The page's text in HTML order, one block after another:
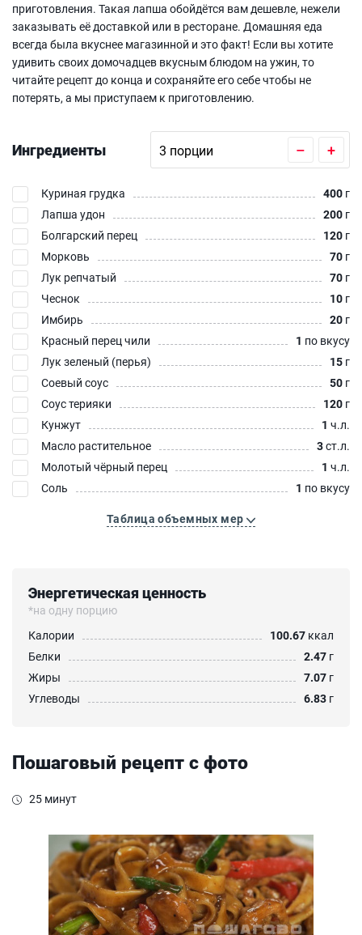
приготовления. Такая лапша обойдётся вам дешевле, нежели
заказывать её доставкой или в ресторане. Домашняя еда
всегда была вкуснее магазинной и это факт! Если вы хотите
удивить своих домочадцев вкусным блюдом на ужин, то
читайте рецепт до конца и сохраняйте его себе чтобы не
потерять, а мы приступаем к приготовлению.
Ингредиенты – +
Куриная грудка 400 г
Лапша удон
200 г
Болгарский перец
120 г
Морковь
70 г
Лук репчатый
70 г
Чеснок
10 г
Имбирь
20 г
Красный перец чили
1 по вкусу
Лук зеленый (перья)
15 г
Соевый соус
50 г
Соус терияки
120 г
Кунжут
1 ч.л.
Масло растительное
3ст.л.
Молотый чёрный перец
1 ч.л.
Соль
1 по вкусу
Таблица объемных мер
Энергетическая ценность
*на одну порцию
Калории
100.67 ккал
Белки
2.47 г
Жиры
7.07 г
Углеводы
6.83 г
Пошаговый рецепт с фото
25 минут